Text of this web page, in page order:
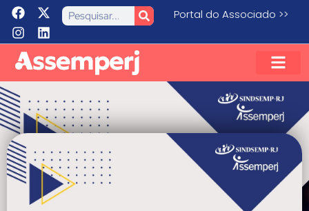
Portal do Associado >>